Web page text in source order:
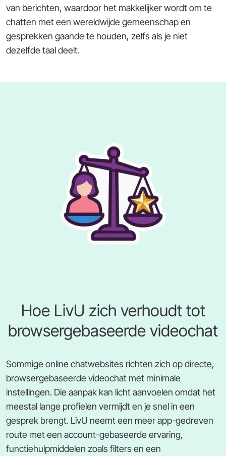
van berichten, waardoor het makkelijker wordt om te
chatten met een wereldwijde gemeenschap en
gesprekken gaande te houden, zelfs als je niet
dezelfde taal deelt.
Hoe LivU zich verhoudt tot
browsergebaseerde videochat
Sommige online chatwebsites richten zich op directe,
browsergebaseerde videochat met minimale
instellingen. Die aanpak kan licht aanvoelen omdat het
meestal lange profielen vermijdt en je snel in een
gesprek brengt. LivU neemt een meer app-gedreven
route met een account-gebaseerde ervaring,
functiehulpmiddelen zoals filters en een